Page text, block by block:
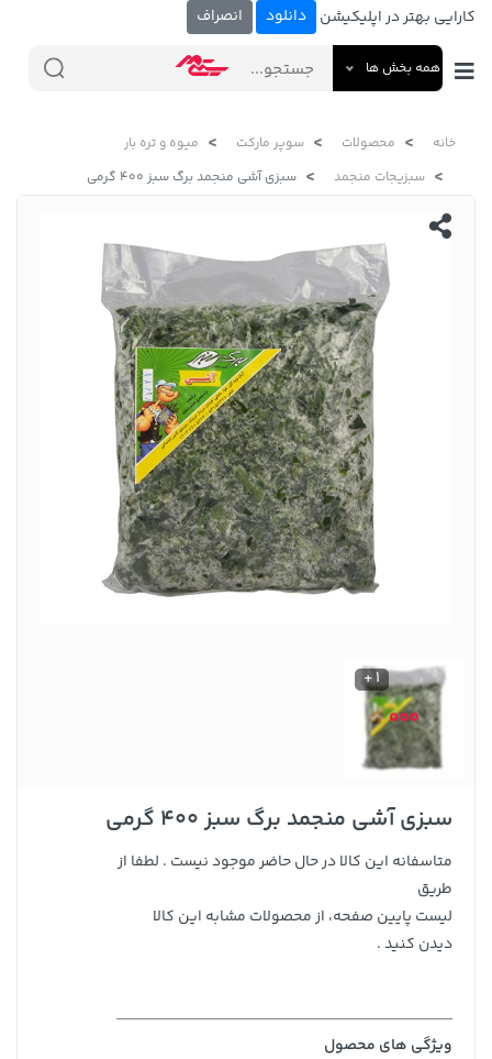
کارایی بهتر در اپلیکیشن دانلود انصراف
همه بخش ها
خانه محصولات سوپر مارکت
میوه و تره بار
سبزیجات منجمد
سبزی آشی منجمد برگ سبز 400 گرمی
1 +
سبزی آشی منجمد برگ سبز 400 گرمی
متاسفانه این کالا در حال حاضر موجود نیست . لطفا از
طریق
لیست پایین صفحه، از محصولات مشابه این کالا
دیدن کنید .
ویژگی های محصول